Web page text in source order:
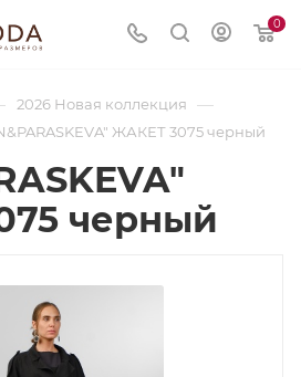
0
2026 Новая коллекция —
ЖАКЕТ 3075 черный
черный